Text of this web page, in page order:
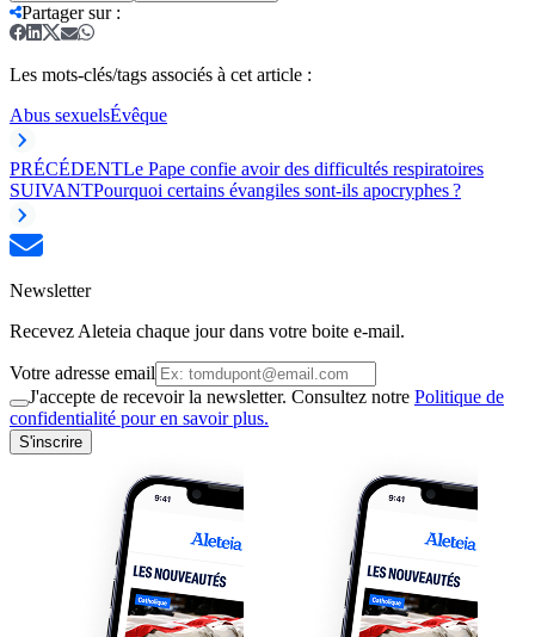
Partager sur:
Les mots-clés/tags associés à cet article :
Abus sexuelsÉvêque
PRÉCÉDENTLe Pape confie avoir des difficultés respiratoires
SUIVANTPourquoi certains évangiles sont-ils apocryphes ?
Newsletter
Recevez Aleteia chaque jour dans votre boite e-mail.
Votre adresse email
J'accepte de recevoir la newsletter. Consultez notre Politique de
confidentialité pour en savoir plus.
S'inscrire